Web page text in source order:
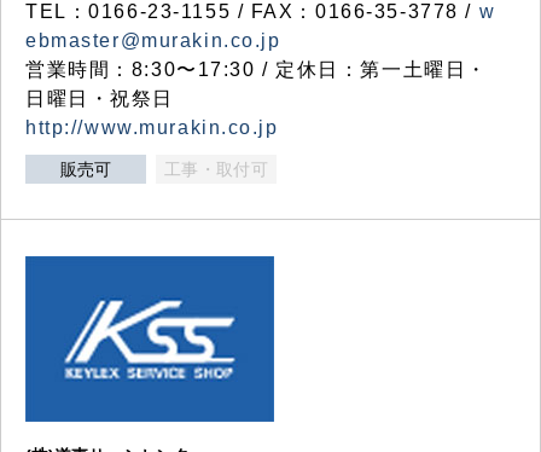
TEL：0166-23-1155 / FAX：0166-35-3778 / w
ebmaster@murakin.co.jp
営業時間：8:30〜17:30 / 定休日：第一土曜日・
日曜日・祝祭日
http://www.murakin.co.jp
販売可 工事・取付可